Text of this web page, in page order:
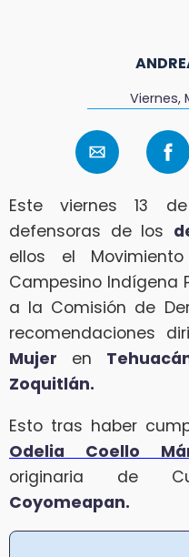
Viernes,
Este viernes 13
defensoras de los
ellos el
Campesino Indígena
a la Comisión de
recomendaciones
Mujer en
Zoquitlán.
Esto tras haber
Odelia Coello
originaria de
Coyomeapan.